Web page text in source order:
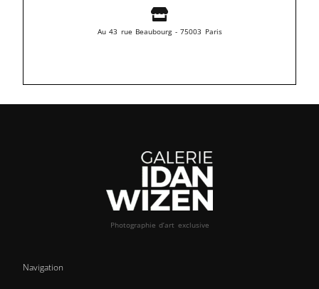
Au 43 rue Beaubourg - 75003 Paris
Photographie d’art exclusive
Navigation